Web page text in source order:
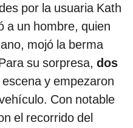
por la usuaria Kath
a un hombre, quien
mojó la berma
su sorpresa, dos
y empezaron
Con notable
el recorrido del